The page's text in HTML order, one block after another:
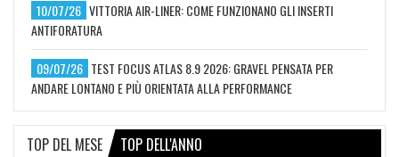
10/07/26 VITTORIA AIR-LINER: COME FUNZIONANO GLI INSERTI
ANTIFORATURA
09/07/26 TEST FOCUS ATLAS 8.9 2026: GRAVEL PENSATA PER
ANDARE LONTANO E PIÙ ORIENTATA ALLA PERFORMANCE
TOP DEL MESE TOP DELL'ANNO